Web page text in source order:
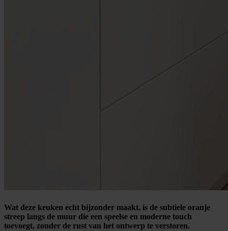
Wat deze keuken echt bijzonder maakt, is de subtiele oranje
streep langs de muur die een speelse en moderne touch
toevoegt, zonder de rust van het ontwerp te verstoren.